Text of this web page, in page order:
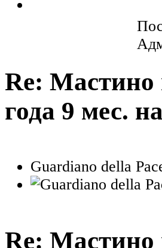
Re: Мастино
года 9 мес.
Guardiano della
Re: Мастино